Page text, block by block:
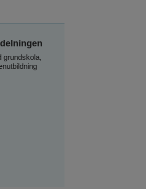
grundskola,